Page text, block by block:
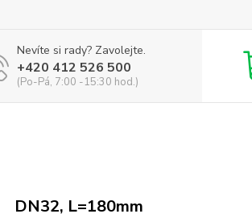
Nevíte si rady? Zavolejte.
+420 412 526 500
(Po-Pá, 7:00 -15:30 hod.)
DN32, L=180mm